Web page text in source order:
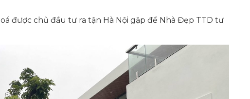
được chủ đầu tư ra tận Hà Nội gặp để Nhà Đẹp TTD tư